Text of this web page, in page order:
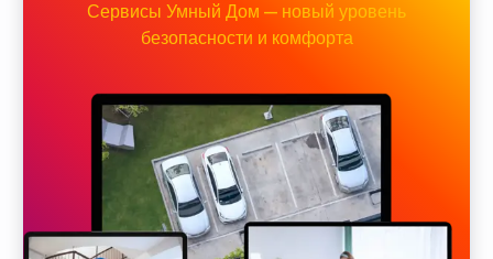
Сервисы Умный Дом — новый уровень
безопасности и комфорта